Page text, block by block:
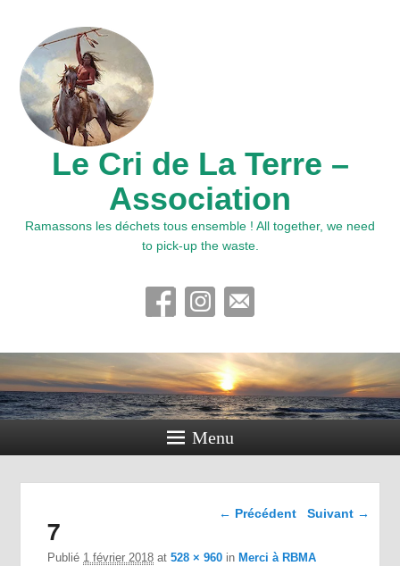
Le Cri de La Terre –
Association
Ramassons les déchets tous ensemble ! All together, we need
to pick-up the waste.
Menu
Navigation dans les
← Précédent Suivant →
7
Publié 1 février 2018 at528 × 960 in Merci à RBMA